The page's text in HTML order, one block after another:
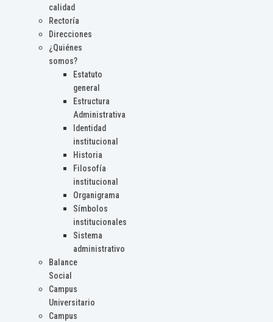
calidad
Rectoría
Direcciones
¿Quiénes
somos?
Estatuto
general
Estructura
Administrativa
Identidad
institucional
Historia
Filosofía
institucional
Organigrama
Símbolos
institucionales
Sistema
administrativo
Balance
Social
Campus
Universitario
Campus